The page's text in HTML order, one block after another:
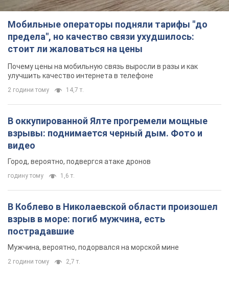
Мобильные операторы подняли тарифы "до
предела", но качество связи ухудшилось:
стоит ли жаловаться на цены
Почему цены на мобильную связь выросли в разы и как
улучшить качество интернета в телефоне
2 години тому 14,7 т.
В оккупированной Ялте прогремели мощные
взрывы: поднимается черный дым. Фото и
видео
Город, вероятно, подвергся атаке дронов
годину тому 1,6 т.
В Коблево в Николаевской области произошел
взрыв в море: погиб мужчина, есть
пострадавшие
Мужчина, вероятно, подорвался на морской мине
2 години тому 2,7 т.